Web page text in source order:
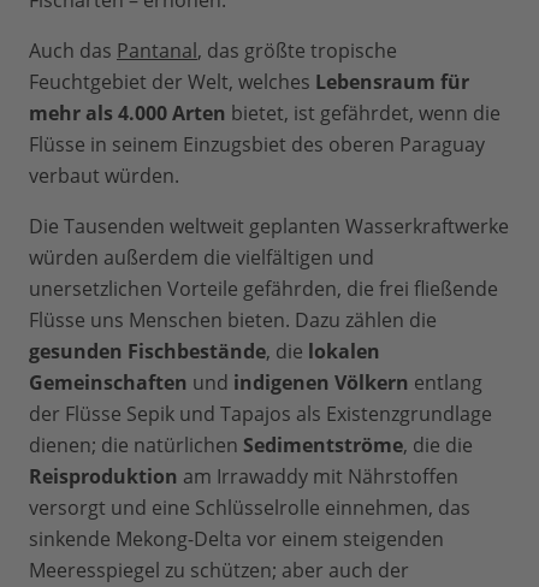
Auch das Pantanal, das größte tropische
Feuchtgebiet der Welt, welches Lebensraum für
mehr als 4.000 Arten bietet, ist gefährdet, wenn die
Flüsse in seinem Einzugsbiet des oberen Paraguay
verbaut würden.
Die Tausenden weltweit geplanten Wasserkraftwerke
würden außerdem die vielfältigen und
unersetzlichen Vorteile gefährden, die frei fließende
Flüsse uns Menschen bieten. Dazu zählen die
gesunden Fischbestände, die lokalen
Gemeinschaften und indigenen Völkern entlang
der Flüsse Sepik und Tapajos als Existenzgrundlage
dienen; die natürlichen Sedimentströme, die die
Reisproduktion am Irrawaddy mit Nährstoffen
versorgt und eine Schlüsselrolle einnehmen, das
sinkende Mekong-Delta vor einem steigenden
Meeresspiegel zu schützen; aber auch der